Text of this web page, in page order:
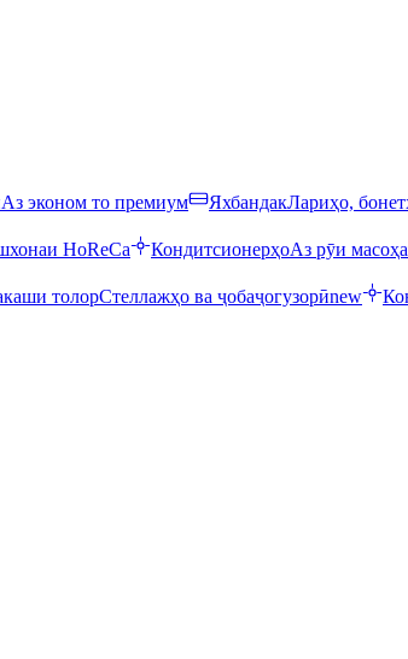
Аз эконом то премиум ЯхбандакЛариҳо,
HoReCa КондитсионерҳоАз рӯи
толорСтеллажҳо ва ҷобаҷогузорӣnew